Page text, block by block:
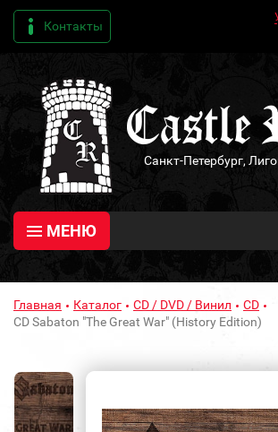
Контакты
Санкт-Петербург,
МЕНЮ
Главная Каталог CD / DVD / Винил
CD
CD Sabaton "The Great War" (History Edition)